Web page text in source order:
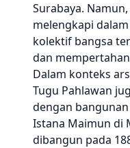
Surabaya.
melengkapi
kolektif bangsa
dan
Dalam konteks
Tugu Pahlawan
dengan
Istana Maimun di
dibangun pada